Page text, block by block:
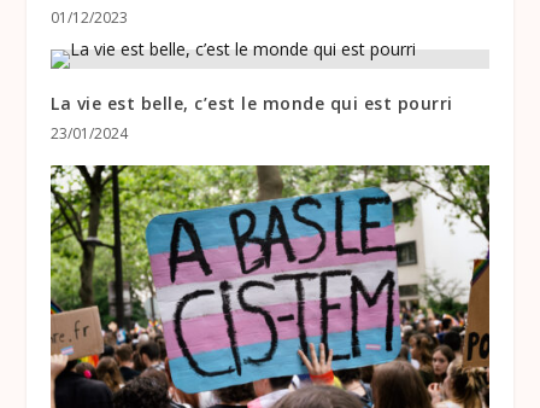
01/12/2023
La vie est belle, c’est le monde qui est pourri
23/01/2024